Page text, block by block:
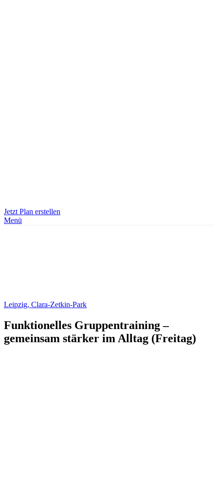
Jetzt Plan erstellen
Menü
Leipzig, Clara-Zetkin-Park
Funktionelles Gruppentraining –
gemeinsam stärker im Alltag (Freitag)